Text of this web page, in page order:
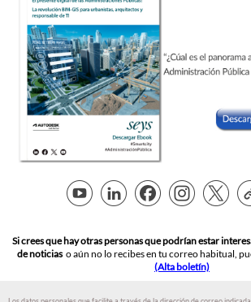
Si crees que hay otras personas que podrían estar
de noticias o aún no lo recibes en tu correo habitual,
(Alta boletín)